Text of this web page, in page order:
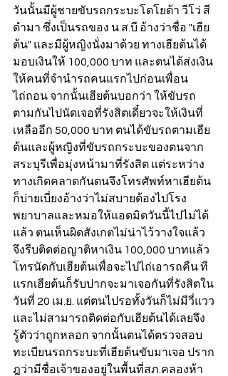
วันนั้นมีผู้ชายขับรถกระบะโตโยต้า วีโว่ สี
ดำมา ซึ่งเป็นรถของ น.ส.บี อ้างว่าชื่อ "เฮีย
ต้น" และมีผู้หญิงนั่งมาด้วย ทางเฮียต้นได้
มอบเงินให้ 100,000 บาท และตนได้ส่งเงิน
ให้คนที่จำนำรถคนแรกไปก่อนเพื่อน
ไถ่ถอน จากนั้นเฮียต้นบอกว่า ให้ขับรถ
ตามกันไปนัดเจอที่รังสิตเดี๋ยวจะให้เงินที่
เหลืออีก 50,000 บาท ตนได้ขับรถตามเฮีย
ต้นและผู้หญิงที่ขับรถกระบะของตนจาก
สระบุรีเพื่อมุ่งหน้ามาที่รังสิต แต่ระหว่าง
ทางเกิดคลาดกันตนจึงโทรศัพท์หาเฮียต้น
ก็บ่ายเบี่ยงอ้างว่าไม่สบายต้องไปโรง
พยาบาลและหมอให้แอดมิดวันนี้ไปไม่ได้
แล้ว ตนเห็นผิดสังเกตไม่น่าไว้วางใจแล้ว
จึงรีบติดต่อญาติหาเงิน 100,000 บาทแล้ว
โทรนัดกับเฮียต้นเพื่อจะไปไถ่เอารถคืน ที
แรกเฮียต้นก็รับปากจะมาเจอกันที่รังสิตใน
วันที่ 20 เม.ย. แต่ตนไปรอทั้งวันก็ไม่มีวี่แวว
และไม่สามารถติดต่อกับเฮียต้นได้เลยจึง
รู้ตัวว่าถูกหลอก จากนั้นตนได้ตรวจสอบ
ทะเบียนรถกระบะที่เฮียต้นขับมาเจอ ปราก
ฎว่ามีชื่อเจ้าของอยู่ในพื้นที่สภ.คลองห้า